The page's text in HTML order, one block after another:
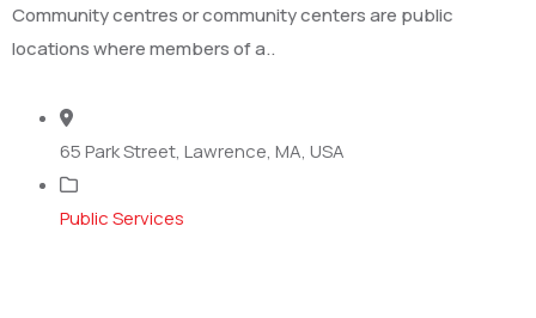
Community centres or community centers are public
locations where members of a..
65 Park Street, Lawrence, MA, USA
Public Services